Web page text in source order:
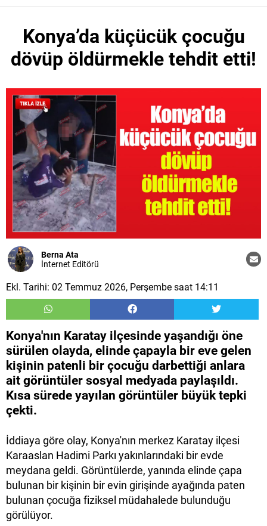
Konya’da küçücük çocuğu
dövüp öldürmekle tehdit etti!
Berna Ata
İnternet Editörü
Ekl. Tarihi: 02 Temmuz 2026, Perşembe saat 14:11
Konya'nın Karatay ilçesinde yaşandığı öne
sürülen olayda, elinde çapayla bir eve gelen
kişinin patenli bir çocuğu darbettiği anlara
ait görüntüler sosyal medyada paylaşıldı.
Kısa sürede yayılan görüntüler büyük tepki
çekti.
İddiaya göre olay, Konya'nın merkez Karatay ilçesi
Karaaslan Hadimi Parkı yakınlarındaki bir evde
meydana geldi. Görüntülerde, yanında elinde çapa
bulunan bir kişinin bir evin girişinde ayağında paten
bulunan çocuğa fiziksel müdahalede bulunduğu
görülüyor.